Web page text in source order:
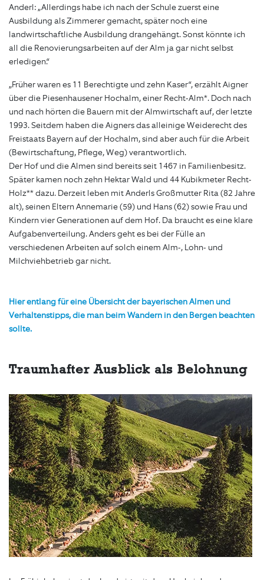
Anderl: „Allerdings habe ich nach der Schule zuerst eine
Ausbildung als Zimmerer gemacht, später noch eine
landwirtschaftliche Ausbildung drangehängt. Sonst könnte ich
all die Renovierungsarbeiten auf der Alm ja gar nicht selbst
erledigen.“
„Früher waren es 11 Berechtigte und zehn Kaser“, erzählt Aigner
über die Piesenhausener Hochalm, einer Recht-Alm*. Doch nach
und nach hörten die Bauern mit der Almwirtschaft auf, der letzte
1993. Seitdem haben die Aigners das alleinige Weiderecht des
Freistaats Bayern auf der Hochalm, sind aber auch für die Arbeit
(Bewirtschaftung, Pflege, Weg) verantwortlich.
Der Hof und die Almen sind bereits seit 1467 in Familienbesitz.
Später kamen noch zehn Hektar Wald und 44 Kubikmeter Recht-
Holz** dazu. Derzeit leben mit Anderls Großmutter Rita (82 Jahre
alt), seinen Eltern Annemarie (59) und Hans (62) sowie Frau und
Kindern vier Generationen auf dem Hof. Da braucht es eine klare
Aufgabenverteilung. Anders geht es bei der Fülle an
verschiedenen Arbeiten auf solch einem Alm-, Lohn- und
Milchviehbetrieb gar nicht.
Hier entlang für eine Übersicht der bayerischen Almen und
Verhaltenstipps, die man beim Wandern in den Bergen beachten
sollte.
Traumhafter Ausblick als Belohnung